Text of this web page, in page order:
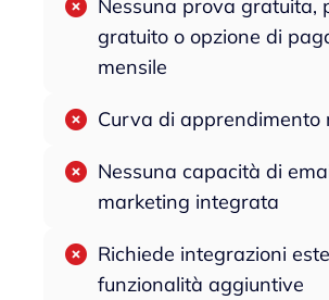
Nessuna prova gratuita,
gratuito o opzione di
mensile
Curva di apprendimento
Nessuna capacità di
marketing integrata
Richiede integrazioni
funzionalità aggiuntive